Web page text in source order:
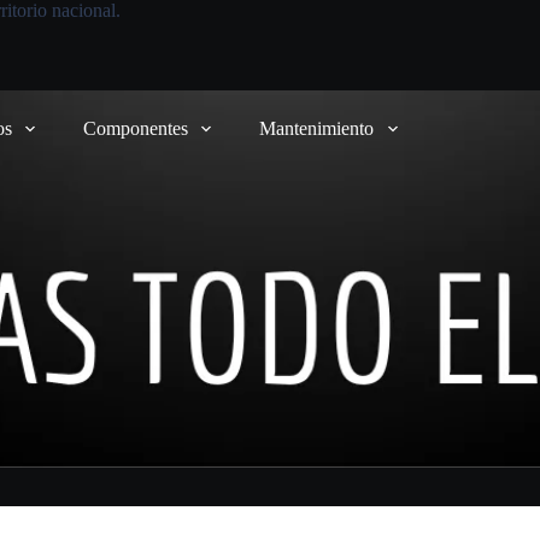
nacional.
Componentes Mantenimiento